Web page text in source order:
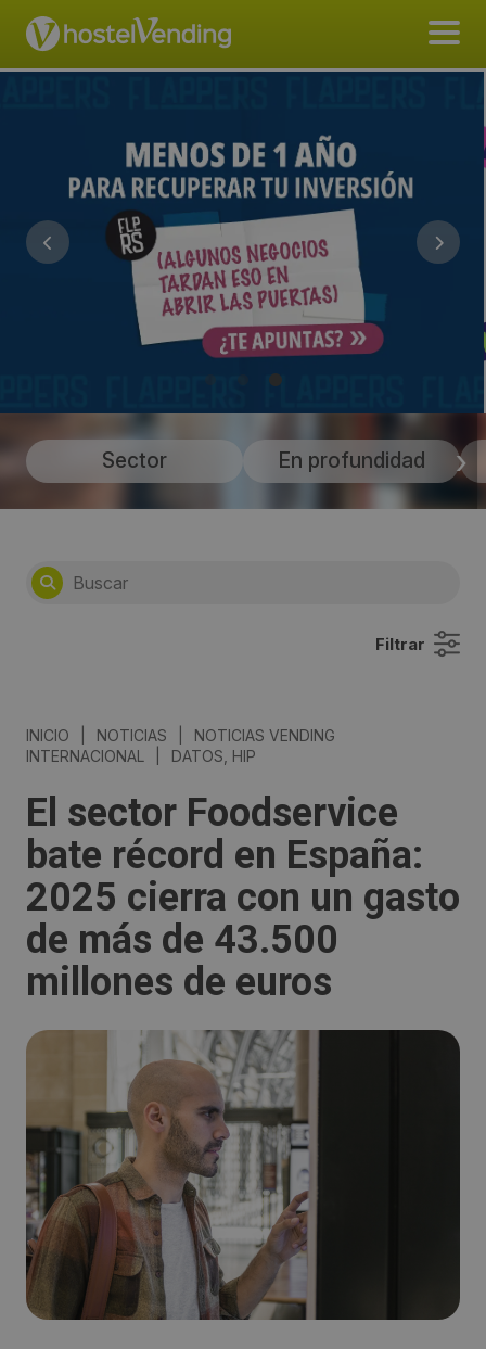
Sector En profundidad
Filtrar
INICIO NOTICIAS
NOTICIAS VENDING
INTERNACIONAL
DATOS, HIP
El sector Foodservice
bate récord en España:
2025 cierra con un gasto
de más de 43.500
millones de euros